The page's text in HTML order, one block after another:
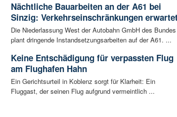
Nächtliche Bauarbeiten an der A61 bei
Sinzig: Verkehrseinschränkungen
Die Niederlassung West der Autobahn GmbH des Bundes
plant dringende Instandsetzungsarbeiten auf der A61. ...
Keine Entschädigung für verpassten Flug
am Flughafen Hahn
Ein Gerichtsurteil in Koblenz sorgt für Klarheit: Ein
Fluggast, der seinen Flug aufgrund vermeintlich ...